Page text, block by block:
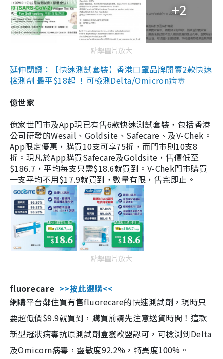
+2
點擊圖片放大
延伸閱讀：【快速測試套裝】香港口罩品牌開賣2款快速
檢測劑 最平$18起 ！可檢測Delta/Omicron病毒
億世家
億家世門市及App現已有售6款快速測試套裝，包括香港
公司研發的Wesail、Goldsite、Safecare、及V-Chek。
App限定優惠，購買10支可享75折，而門市則10支8
折。現凡於App購買Safecare及Goldsite，售價低至
$186.7，平均每支只需$18.6就買到。V-Chek門市購買
一支平均不用$17.9就買到，數量有限，售完即止。
點擊圖片放大
fluorecare >>按此選購<<
網購平台鄰住買有售fluorecare的快速測試劑，現時只
要超低價$9.9就買到，購買前請先注意送貨時間！這款
新型冠狀病毒抗原測試劑盒獲歐盟認可，可檢測到Delta
及Omicorn病毒，靈敏度92.2%，特異度100%。